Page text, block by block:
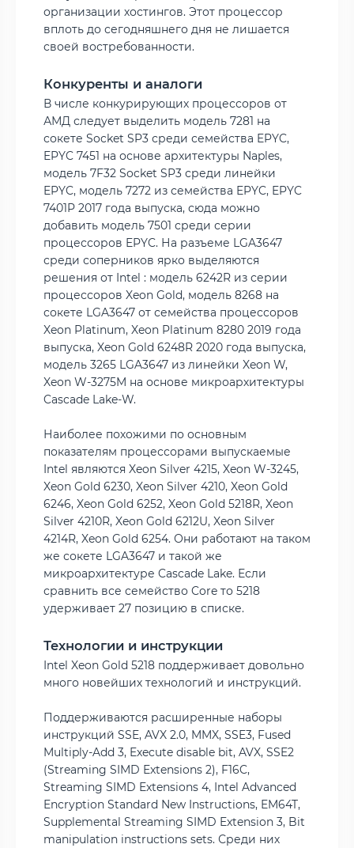
организации хостингов. Этот процессор
вплоть до сегодняшнего дня не лишается
своей востребованности.
Конкуренты и аналоги
В числе конкурирующих процессоров от
АМД следует выделить модель 7281 на
сокете Socket SP3 среди семейства EPYC,
EPYC 7451 на основе архитектуры Naples,
модель 7F32 Socket SP3 среди линейки
EPYC, модель 7272 из семейства EPYC, EPYC
7401P 2017 года выпуска, сюда можно
добавить модель 7501 среди серии
процессоров EPYC. На разъеме LGA3647
среди соперников ярко выделяются
решения от Intel : модель 6242R из серии
процессоров Xeon Gold, модель 8268 на
сокете LGA3647 от семейства процессоров
Xeon Platinum, Xeon Platinum 8280 2019 года
выпуска, Xeon Gold 6248R 2020 года выпуска,
модель 3265 LGA3647 из линейки Xeon W,
Xeon W-3275M на основе микроархитектуры
Cascade Lake-W.
Наиболее похожими по основным
показателям процессорами выпускаемые
Intel являются Xeon Silver 4215, Xeon W-3245,
Xeon Gold 6230, Xeon Silver 4210, Xeon Gold
6246, Xeon Gold 6252, Xeon Gold 5218R, Xeon
Silver 4210R, Xeon Gold 6212U, Xeon Silver
4214R, Xeon Gold 6254. Они работают на таком
же сокете LGA3647 и такой же
микроархитектуре Cascade Lake. Если
сравнить все семейство Core то 5218
удерживает 27 позицию в списке.
Технологии и инструкции
Intel Xeon Gold 5218 поддерживает довольно
много новейших технологий и инструкций.
Поддерживаются расширенные наборы
инструкций SSE, AVX 2.0, MMX, SSE3, Fused
Multiply-Add 3, Execute disable bit, AVX, SSE2
(Streaming SIMD Extensions 2), F16C,
Streaming SIMD Extensions 4, Intel Advanced
Encryption Standard New Instructions, EM64T,
Supplemental Streaming SIMD Extension 3, Bit
manipulation instructions sets. Среди них